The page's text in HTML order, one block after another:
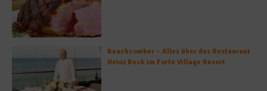
Beachcomber – Alles über das Restaurant
Heinz Beck im Forte Village Resort